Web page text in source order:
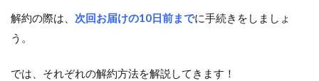
解約の際は、 次回お届けの10日前までに手続きをしましょ
う。
では、それぞれの解約方法を解説してきます！